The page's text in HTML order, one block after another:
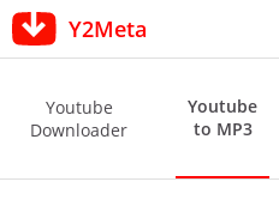
Y2Meta
Youtube
Downloader
Youtube
to MP3